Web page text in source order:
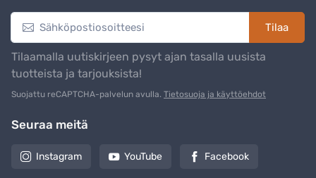
Tilaa
Tilaamalla uutiskirjeen pysyt ajan tasalla uusista
tuotteista ja tarjouksista!
Suojattu reCAPTCHA-palvelun avulla. Tietosuoja ja käyttöehdot
Seuraa meitä
Instagram YouTube Facebook